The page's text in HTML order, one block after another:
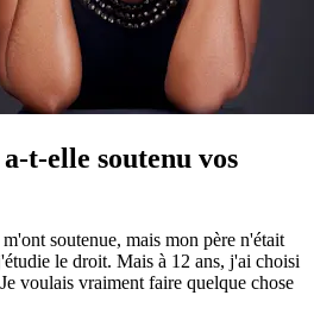
t-elle soutenu vos
soutenue, mais mon père n'était
le droit. Mais à 12 ans, j'ai choisi
voulais vraiment faire quelque chose